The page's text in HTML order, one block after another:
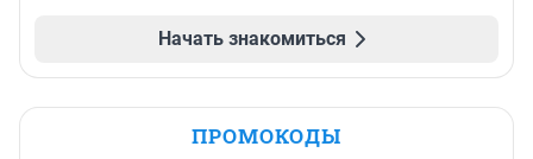
Начать знакомиться
ПРОМОКОДЫ